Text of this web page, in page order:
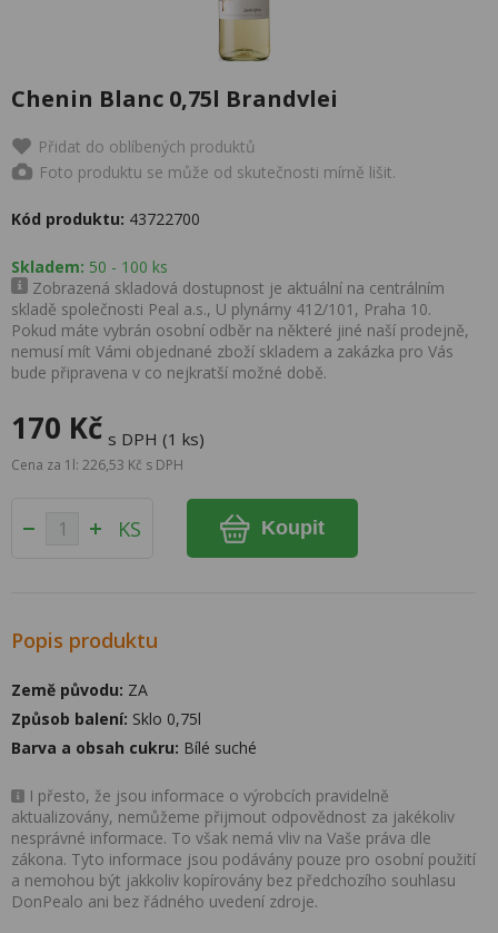
Chenin Blanc 0,75l Brandvlei
Přidat do oblíbených produktů
Foto produktu se může od skutečnosti mírně lišit.
Kód produktu: 43722700
Skladem: 50 - 100 ks
Zobrazená skladová dostupnost je aktuální na centrálním
skladě společnosti Peal a.s., U plynárny 412/101, Praha 10.
Pokud máte vybrán osobní odběr na některé jiné naší prodejně,
nemusí mít Vámi objednané zboží skladem a zakázka pro Vás
bude připravena v co nejkratší možné době.
170 Kč s DPH (1 ks)
Cena za 1l: 226,53 Kč s DPH
KS Koupit
Popis produktu
Země původu: ZA
Způsob balení: Sklo 0,75l
Barva a obsah cukru: Bílé suché
I přesto, že jsou informace o výrobcích pravidelně
aktualizovány, nemůžeme přijmout odpovědnost za jakékoliv
nesprávné informace. To však nemá vliv na Vaše práva dle
zákona. Tyto informace jsou podávány pouze pro osobní použití
a nemohou být jakkoliv kopírovány bez předchozího souhlasu
DonPealo ani bez řádného uvedení zdroje.